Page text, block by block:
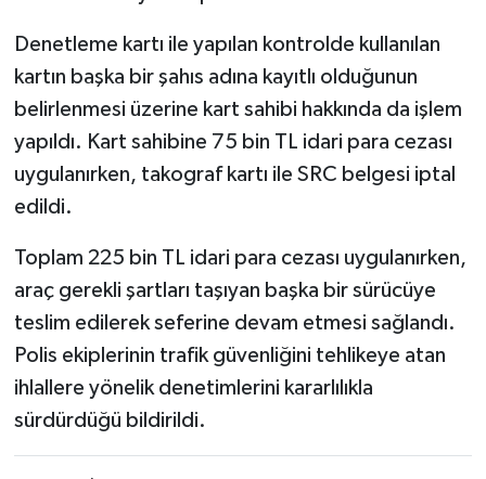
Denetleme kartı ile yapılan kontrolde kullanılan
kartın başka bir şahıs adına kayıtlı olduğunun
belirlenmesi üzerine kart sahibi hakkında da işlem
yapıldı. Kart sahibine 75 bin TL idari para cezası
uygulanırken, takograf kartı ile SRC belgesi iptal
edildi.
Toplam 225 bin TL idari para cezası uygulanırken,
araç gerekli şartları taşıyan başka bir sürücüye
teslim edilerek seferine devam etmesi sağlandı.
Polis ekiplerinin trafik güvenliğini tehlikeye atan
ihlallere yönelik denetimlerini kararlılıkla
sürdürdüğü bildirildi.